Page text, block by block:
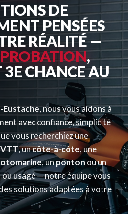
DE
PENSÉES
RÉALITÉ —
,
3E CHANCE AU
, nous vous aidons à
avec confiance, simplicité
vous recherchiez une
VTT, uncôte-à-côte, une
, unponton ou un
usagé — notre équipe vous
solutions adaptées à votre